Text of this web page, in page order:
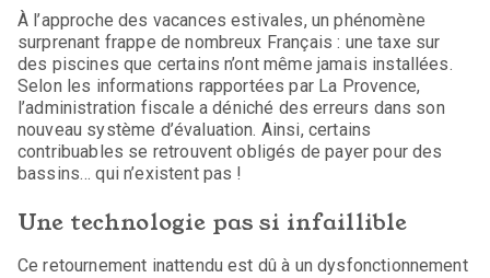
À l’approche des vacances estivales, un phénomène
surprenant frappe de nombreux Français : une taxe sur
des piscines que certains n’ont même jamais installées.
Selon les informations rapportées par La Provence,
l’administration fiscale a déniché des erreurs dans son
nouveau système d’évaluation. Ainsi, certains
contribuables se retrouvent obligés de payer pour des
bassins… qui n’existent pas !
Une technologie pas si infaillible
Ce retournement inattendu est dû à un dysfonctionnement